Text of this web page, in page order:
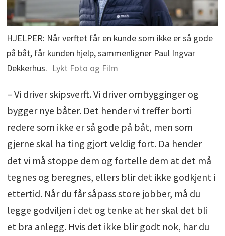
HJELPER: Når verftet får en kunde som ikke er så gode
på båt, får kunden hjelp, sammenligner Paul Ingvar
Dekkerhus. Lykt Foto og Film
– Vi driver skipsverft. Vi driver ombygginger og
bygger nye båter. Det hender vi treffer borti
redere som ikke er så gode på båt, men som
gjerne skal ha ting gjort veldig fort. Da hender
det vi må stoppe dem og fortelle dem at det må
tegnes og beregnes, ellers blir det ikke godkjent i
ettertid. Når du får såpass store jobber, må du
legge godviljen i det og tenke at her skal det bli
et bra anlegg. Hvis det ikke blir godt nok, har du